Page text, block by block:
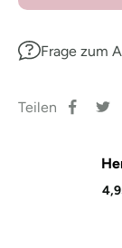
Frage zum
Teilen